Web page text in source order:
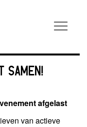
SAMEN!
afgelast
van actieve